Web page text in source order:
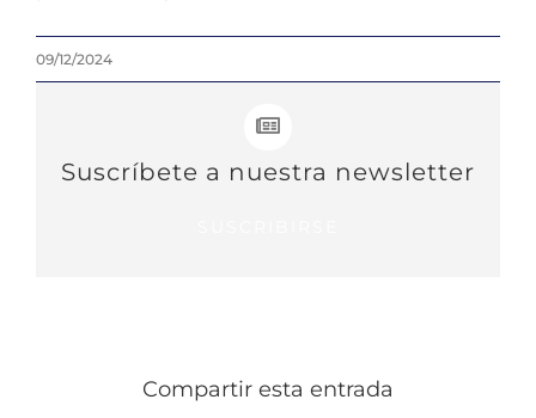
09/12/2024
Suscríbete a nuestra newsletter
Compartir esta entrada